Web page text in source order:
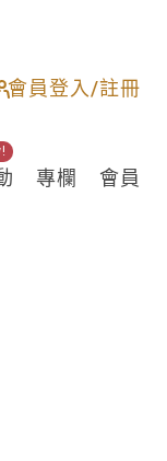
會員登入/註冊
專欄 會員